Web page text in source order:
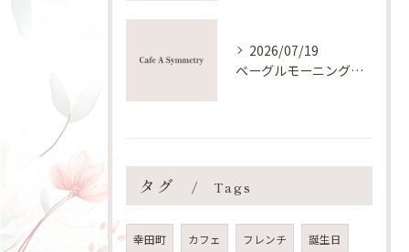
2026/07/19
ベーグルモーニングをシェアして朝時間を満喫する新提案
タグ Tags
幸田町 カフェ フレンチ 誕生日